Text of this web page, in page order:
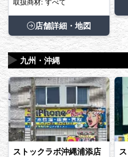
店舗詳細・地図
九州・沖縄
▶
ストックラボ沖縄浦添店